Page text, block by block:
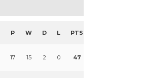
P W D L PTS
17 15 2 0 47